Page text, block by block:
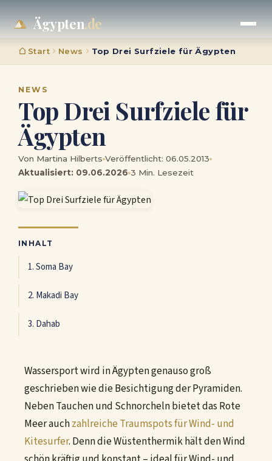
Ägypten.de
Start News Top Drei Surfziele für Ägypten
NEWS
Top Drei Surfziele für
Ägypten
Von Martina Hilberts Veröffentlicht: 06.05.2013
Aktualisiert: 09.06.2026 3 Min. Lesezeit
Wassersport wird in Ägypten genauso groß
geschrieben wie die Besichtigung der Pyramiden.
Neben Tauchen und Schnorcheln bietet das Rote
Meer auchzahlreiche Traumspots für Wind- und
Kitesurfer. Denn die Wüstenthermik hält den Wind
INHALT
1. Soma Bay
2. Makadi Bay
3. Dahab